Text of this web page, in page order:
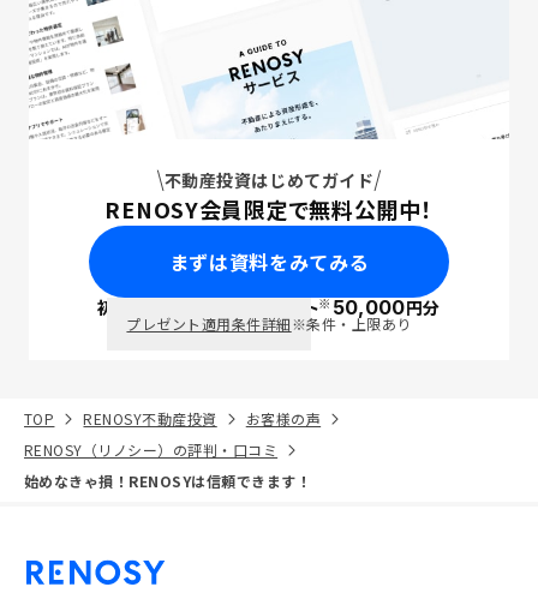
不動産投資はじめてガイド
RENOSY会員限定で無料公開中！
まずは資料をみてみる
初回面談で ポイント※50,000円分
プレゼント適用条件詳細※条件・上限あり
TOP RENOSY不動産投資
お客様の声
RENOSY（リノシー）の評判・口コミ
始めなきゃ損！RENOSYは信頼できます！